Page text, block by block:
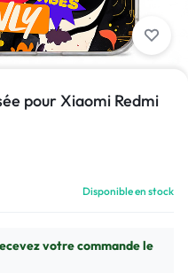
pour Xiaomi Redmi
Disponible en stock
votre commande le